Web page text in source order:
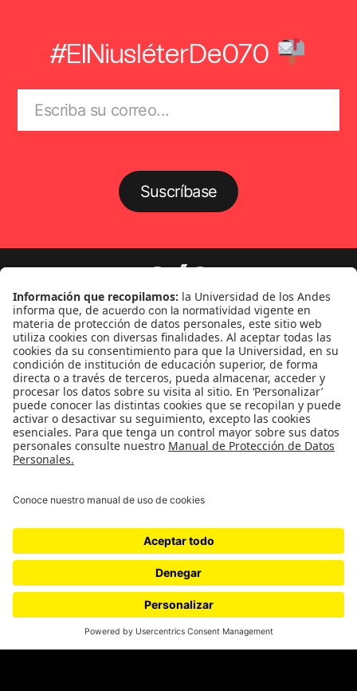
#ElNiusléterDe070
Suscríbase
Género
Política
Cultura
Medio ambiente
Medios y periodismo
Movilización social
Podcasts
Ediciones especiales
Proyectos 070